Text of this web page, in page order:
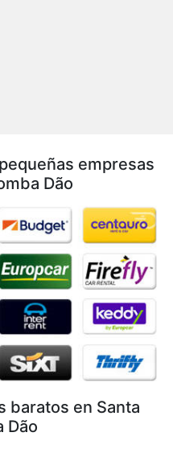
empresas
Dão
baratos en Santa
Dão